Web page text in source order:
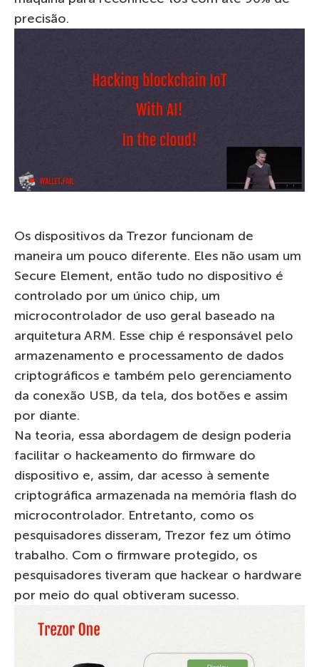
precisão.
Os dispositivos da Trezor funcionam de
maneira um pouco diferente. Eles não usam um
Secure Element, então tudo no dispositivo é
controlado por um único chip, um
microcontrolador de uso geral baseado na
arquitetura ARM. Esse chip é responsável pelo
armazenamento e processamento de dados
criptográficos e também pelo gerenciamento
da conexão USB, da tela, dos botões e assim
por diante.
Na teoria, essa abordagem de design poderia
facilitar o hackeamento do firmware do
dispositivo e, assim, dar acesso à semente
criptográfica armazenada na memória flash do
microcontrolador. Entretanto, como os
pesquisadores disseram, Trezor fez um ótimo
trabalho. Com o firmware protegido, os
pesquisadores tiveram que hackear o hardware
por meio do qual obtiveram sucesso.